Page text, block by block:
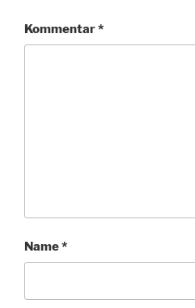
Kommentar*
Name*